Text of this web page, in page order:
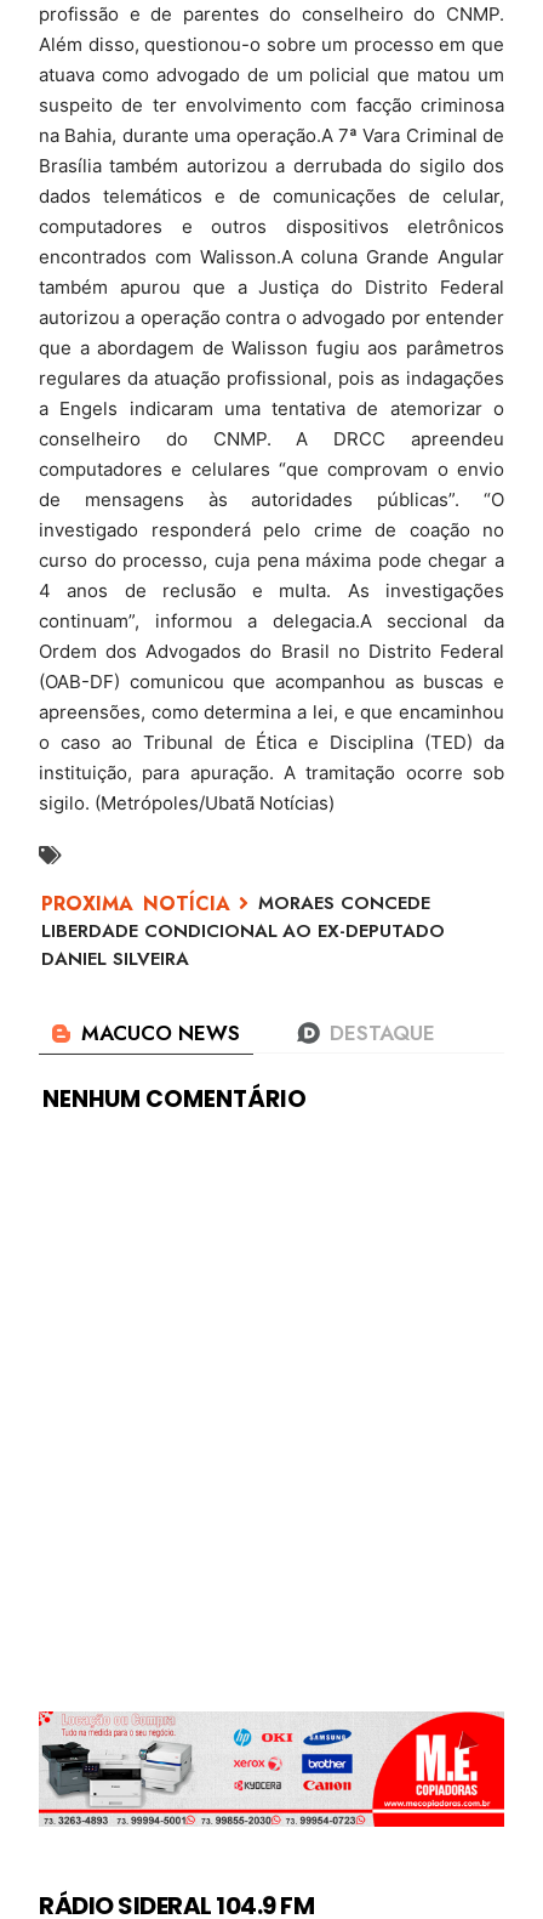
profissão e de parentes do conselheiro do CNMP.
Além disso, questionou-o sobre um processo em que
atuava como advogado de um policial que matou um
suspeito de ter envolvimento com facção criminosa
na Bahia, durante uma operação.A 7ª Vara Criminal de
Brasília também autorizou a derrubada do sigilo dos
dados telemáticos e de comunicações de celular,
computadores e outros dispositivos eletrônicos
encontrados com Walisson.A coluna Grande Angular
também apurou que a Justiça do Distrito Federal
autorizou a operação contra o advogado por entender
que a abordagem de Walisson fugiu aos parâmetros
regulares da atuação profissional, pois as indagações
a Engels indicaram uma tentativa de atemorizar o
conselheiro do CNMP. A DRCC apreendeu
computadores e celulares “que comprovam o envio
de mensagens às autoridades públicas”. “O
investigado responderá pelo crime de coação no
curso do processo, cuja pena máxima pode chegar a
4 anos de reclusão e multa. As investigações
continuam”, informou a delegacia.A seccional da
Ordem dos Advogados do Brasil no Distrito Federal
(OAB-DF) comunicou que acompanhou as buscas e
apreensões, como determina a lei, e que encaminhou
o caso ao Tribunal de Ética e Disciplina (TED) da
instituição, para apuração. A tramitação ocorre sob
sigilo. (Metrópoles/Ubatã Notícias)
MORAES CONCEDE
LIBERDADE CONDICIONAL AO EX-DEPUTADO
DANIEL SILVEIRA
NENHUM COMENTÁRIO
RÁDIO SIDERAL 104.9 FM